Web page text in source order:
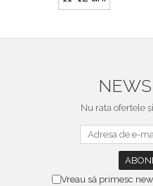
Nu rata ofertele
Vreau să primesc